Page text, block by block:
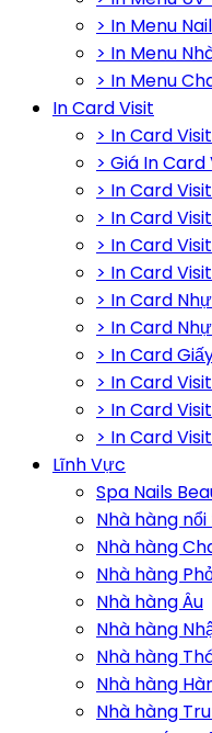
> In Menu
> In Menu
> In Menu
In Card Visit
> In Card
> Giá In
> In Card
> In Card
> In Card
> In Card
> In Card
> In Card
> In Card
> In Card
> In Card
> In Card
Lĩnh Vực
Spa Nails
Nhà hàng
Nhà hàng
Nhà hàng
Nhà hàng Âu
Nhà hàng
Nhà hàng
Nhà hàng
Nhà hàng